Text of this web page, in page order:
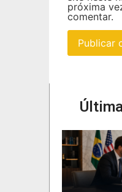
próxima
comentar.